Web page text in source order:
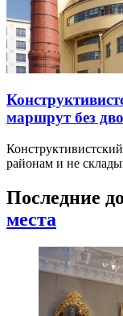
маршрут без
районам и не
Последние
места